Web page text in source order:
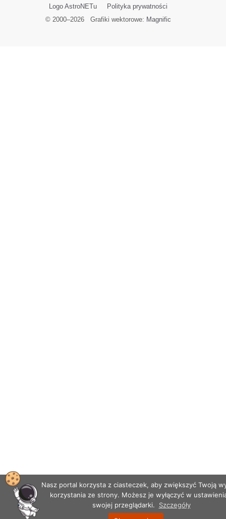
Logo AstroNETu
Polityka prywatności
© 2000–2026Grafiki wektorowe: Magnific
Nasz portal korzysta z ciasteczek, aby zwiększyć Twoją
korzystania ze strony. Możesz je wyłączyć w
swojej przeglądarki.
Szczegóły